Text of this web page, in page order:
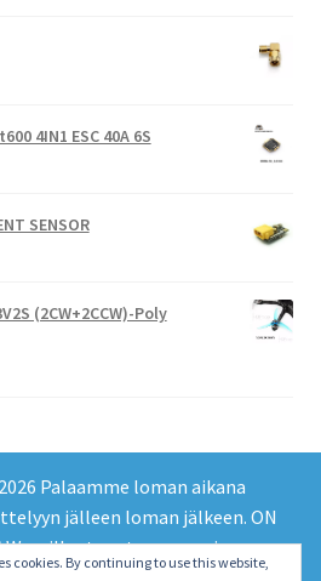
Palaamme loman aikana
jälleen loman jälkeen. ON
We will return to processing
4IN1 ESC 40A 6S
SENSOR
(2CW+2CCW)-Poly
cookies. By continuing to use this website,